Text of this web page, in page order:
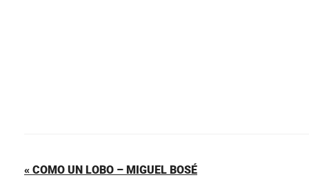
« COMO UN LOBO – MIGUEL BOSÉ